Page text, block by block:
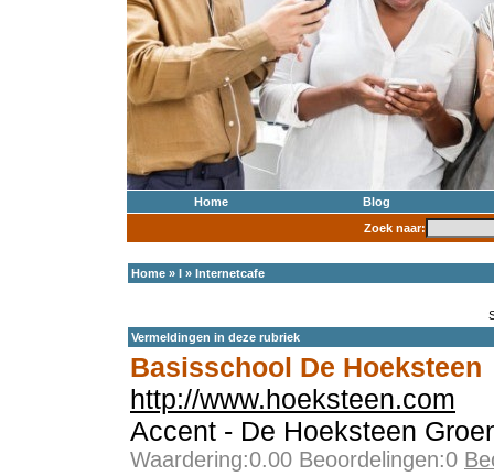
Home
Blog
Zoek naar:
Home » I » Internetcafe
Vermeldingen in deze rubriek
Basisschool De Hoeksteen
http://www.hoeksteen.com
Accent - De Hoeksteen
Waardering:0.00 Beoordelingen:0